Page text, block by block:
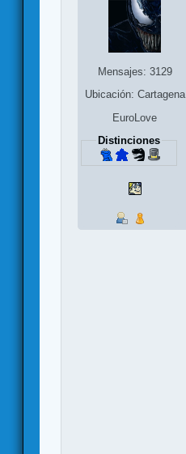
Mensajes: 3129
Ubicación: Cartagena
EuroLove
Distinciones